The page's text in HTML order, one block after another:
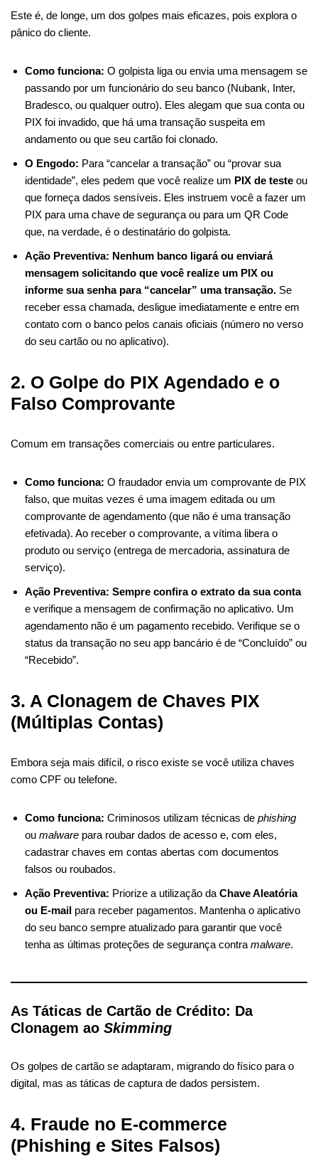
Este é, de longe, um dos golpes mais eficazes, pois explora o
pânico do cliente.
Como funciona: O golpista liga ou envia uma mensagem se
passando por um funcionário do seu banco (Nubank, Inter,
Bradesco, ou qualquer outro). Eles alegam que sua conta ou
PIX foi invadido, que há uma transação suspeita em
andamento ou que seu cartão foi clonado.
O Engodo: Para “cancelar a transação” ou “provar sua
identidade”, eles pedem que você realize um PIX de teste ou
que forneça dados sensíveis. Eles instruem você a fazer um
PIX para uma chave de segurança ou para um QR Code
que, na verdade, é o destinatário do golpista.
Ação Preventiva: Nenhum banco ligará ou enviará
mensagem solicitando que você realize um PIX ou
informe sua senha para “cancelar” uma transação. Se
receber essa chamada, desligue imediatamente e entre em
contato com o banco pelos canais oficiais (número no verso
do seu cartão ou no aplicativo).
2. O Golpe do PIX Agendado e o
Falso Comprovante
Comum em transações comerciais ou entre particulares.
Como funciona: O fraudador envia um comprovante de PIX
falso, que muitas vezes é uma imagem editada ou um
comprovante de agendamento (que não é uma transação
efetivada). Ao receber o comprovante, a vítima libera o
produto ou serviço (entrega de mercadoria, assinatura de
serviço).
Ação Preventiva: Sempre confira o extrato da sua conta
e verifique a mensagem de confirmação no aplicativo. Um
agendamento não é um pagamento recebido. Verifique se o
status da transação no seu app bancário é de “Concluído” ou
“Recebido”.
3. A Clonagem de Chaves PIX
(Múltiplas Contas)
Embora seja mais difícil, o risco existe se você utiliza chaves
como CPF ou telefone.
Como funciona: Criminosos utilizam técnicas de phishing
ou malware para roubar dados de acesso e, com eles,
cadastrar chaves em contas abertas com documentos
falsos ou roubados.
Ação Preventiva: Priorize a utilização da Chave Aleatória
ou E-mail para receber pagamentos. Mantenha o aplicativo
do seu banco sempre atualizado para garantir que você
tenha as últimas proteções de segurança contra malware.
As Táticas de Cartão de Crédito: Da
Clonagem ao Skimming
Os golpes de cartão se adaptaram, migrando do físico para o
digital, mas as táticas de captura de dados persistem.
4. Fraude no E-commerce
(Phishing e Sites Falsos)